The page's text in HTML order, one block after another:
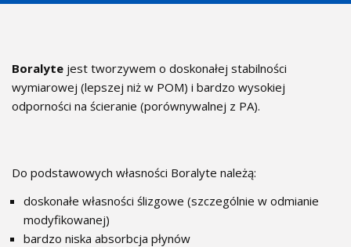
Boralyte jest tworzywem o doskonałej stabilności
wymiarowej (lepszej niż w POM) i bardzo wysokiej
odporności na ścieranie (porównywalnej z PA).
Do podstawowych własności Boralyte należą:
doskonałe własności ślizgowe (szczególnie w odmianie
modyfikowanej)
bardzo niska absorbcja płynów